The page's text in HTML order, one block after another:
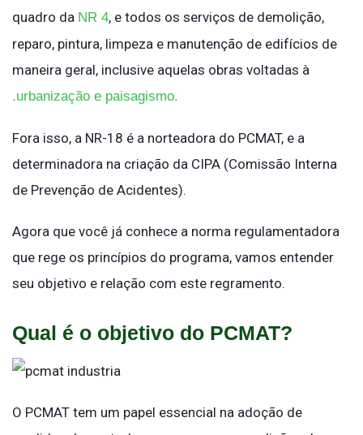
quadro da NR 4, e todos os serviços de demolição,
reparo, pintura, limpeza e manutenção de edifícios de
maneira geral, inclusive aquelas obras voltadas à
.urbanização e paisagismo.
Fora isso, a NR-18 é a norteadora do PCMAT, e a
determinadora na criação da CIPA (Comissão Interna
de Prevenção de Acidentes).
Agora que você já conhece a norma regulamentadora
que rege os princípios do programa, vamos entender
seu objetivo e relação com este regramento.
Qual é o objetivo do PCMAT?
O PCMAT tem um papel essencial na adoção de